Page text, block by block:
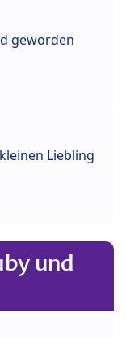
geworden
Liebling
und